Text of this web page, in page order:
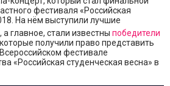
фестиваля «Российская
На нём выступили лучшие
главное, стали известны победители
получили право представить
фестивале
«Российская студенческая весна» в